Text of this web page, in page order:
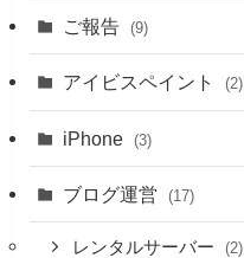
ご報告 (9)
アイビスペイント (2)
iPhone (3)
ブログ運営 (17)
レンタルサーバー (2)